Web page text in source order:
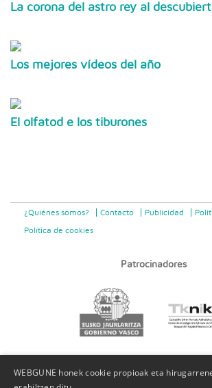
La corona del astro rey al
Los mejores vídeos del año
El olfatod e los tiburones
¿Quiénes somos? Contacto Publicidad
Política de cookies
Patrocinadores
WEBGUNE honek cookie propioak eta